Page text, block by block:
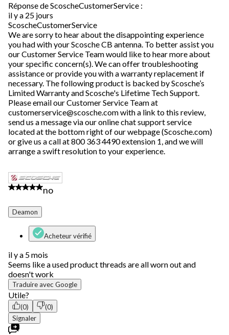
Réponse de ScoscheCustomerService :
il y a 25 jours
ScoscheCustomerService
We are sorry to hear about the disappointing experience
you had with your Scosche CB antenna. To better assist you
our Customer Service Team would like to hear more about
your specific concern(s). We can offer troubleshooting
assistance or provide you with a warranty replacement if
necessary. The following product is backed by Scosche’s
Limited Warranty and Scosche's Lifetime Tech Support.
Please email our Customer Service Team at
customerservice@scosche.com with a link to this review,
send us a message via our online chat support service
located at the bottom right of our webpage (Scosche.com)
or give us a call at 800 363 4490 extension 1, and we will
arrange a swift resolution to your experience.
1 étoile(s) sur 5.
no
Deamon
Acheteur vérifié
il y a 5 mois
Seems like a used product threads are all worn out and
doesn't work
Traduire avec Google
Utile?
(0)
(0)
Signaler